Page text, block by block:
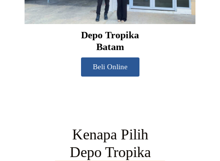
Depo Tropika
Batam
Beli Online
Kenapa Pilih
Depo Tropika